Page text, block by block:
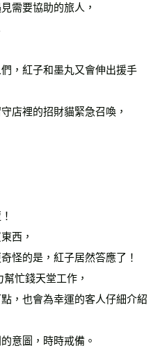
需要協助的旅人，
，紅子和墨丸又會伸出援手
店裡的招財貓緊急召喚，
西，
怪的是，紅子居然答應了！
忙錢天堂工作，
，也會為幸運的客人仔細介紹
意圖，時時戒備。